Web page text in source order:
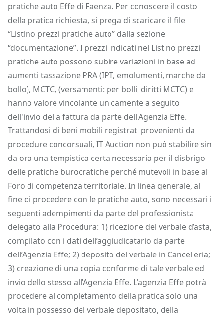
pratiche auto Effe di Faenza. Per conoscere il costo
della pratica richiesta, si prega di scaricare il file
“Listino prezzi pratiche auto” dalla sezione
“documentazione”. I prezzi indicati nel Listino prezzi
pratiche auto possono subire variazioni in base ad
aumenti tassazione PRA (IPT, emolumenti, marche da
bollo), MCTC, (versamenti: per bolli, diritti MCTC) e
hanno valore vincolante unicamente a seguito
dell'invio della fattura da parte dell'Agenzia Effe.
Trattandosi di beni mobili registrati provenienti da
procedure concorsuali, IT Auction non può stabilire sin
da ora una tempistica certa necessaria per il disbrigo
delle pratiche burocratiche perché mutevoli in base al
Foro di competenza territoriale. In linea generale, al
fine di procedere con le pratiche auto, sono necessari i
seguenti adempimenti da parte del professionista
delegato alla Procedura: 1) ricezione del verbale d’asta,
compilato con i dati dell’aggiudicatario da parte
dell’Agenzia Effe; 2) deposito del verbale in Cancelleria;
3) creazione di una copia conforme di tale verbale ed
invio dello stesso all’Agenzia Effe. L'agenzia Effe potrà
procedere al completamento della pratica solo una
volta in possesso del verbale depositato, della